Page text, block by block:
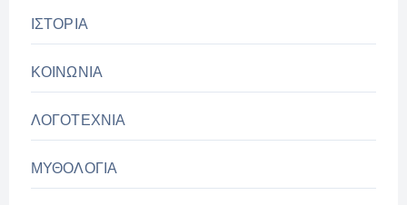
ΙΣΤΟΡΙΑ
ΚΟΙΝΩΝΙΑ
ΛΟΓΟΤΕΧΝΙΑ
ΜΥΘΟΛΟΓΙΑ